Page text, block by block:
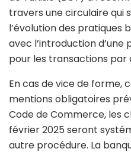
travers une circulaire qui
l’évolution des pratiques
avec l’introduction
pour les transactions par
En cas de vice de forme,
mentions obligatoires
Code de Commerce, les
février 2025 seront
autre procédure. La